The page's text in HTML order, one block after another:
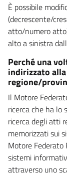
È possibile
(decrescente/
atto/numero
alto a sinistra
Perché una
indirizzato
regione/
Il Motore
ricerca che ha lo
ricerca degli atti
memorizzati sui
Motore
sistemi
attraverso uno